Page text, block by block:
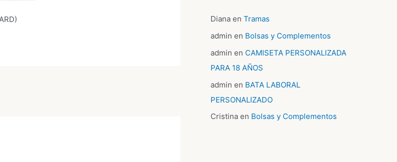
Diana en Tramas
admin en Bolsas y Complementos
admin en CAMISETA PERSONALIZADA
PARA 18 AÑOS
admin en BATA LABORAL
PERSONALIZADO
Cristina en Bolsas y Complementos